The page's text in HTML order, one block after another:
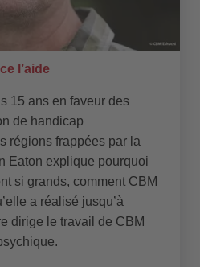
l’aide
15 ans en faveur des
de handicap
régions frappées par la
Eaton explique pourquoi
si grands, comment CBM
a réalisé jusqu’à
dirige le travail de CBM